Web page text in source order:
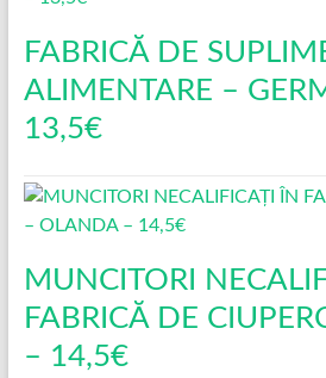
FABRICĂ DE
ALIMENTARE –
13,5€
MUNCITORI
FABRICĂ DE
– 14,5€